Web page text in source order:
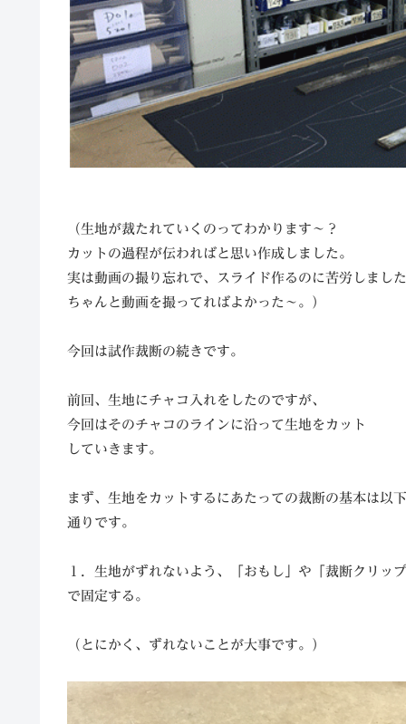
（生地が裁たれていくのってわかります〜？
カットの過程が伝わればと思い作成しました。
実は動画の撮り忘れで、スライド作るのに苦労しまし
ちゃんと動画を撮ってればよかった～。）
今回は試作裁断の続きです。
前回、生地にチャコ入れをしたのですが、
今回はそのチャコのラインに沿って生地をカット
していきます。
まず、生地をカットするにあたっての裁断の基本は以
通りです。
１．生地がずれないよう、「おもし」や「裁断クリッ
で固定する。
（とにかく、ずれないことが大事です。）